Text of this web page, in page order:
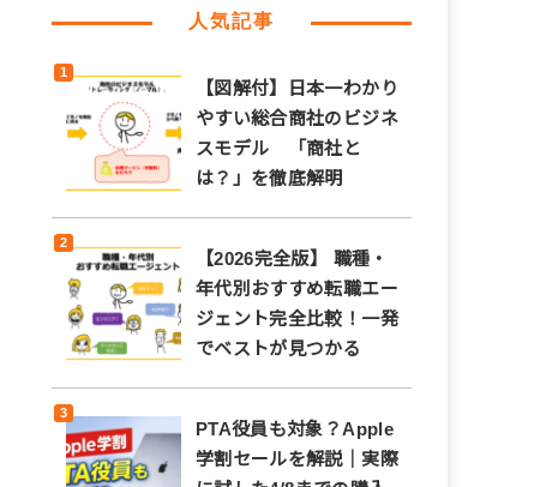
人気記事
【図解付】日本一わかり
やすい総合商社のビジネ
スモデル 「商社と
は？」を徹底解明
【2026完全版】 職種・
年代別おすすめ転職エー
ジェント完全比較！一発
でベストが見つかる
PTA役員も対象？Apple
学割セールを解説｜実際